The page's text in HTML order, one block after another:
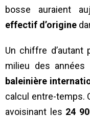
bosse auraient
effectif d’origine
Un chiffre d’autant
milieu des années
baleinière
calcul entre-temps.
avoisinant les 24